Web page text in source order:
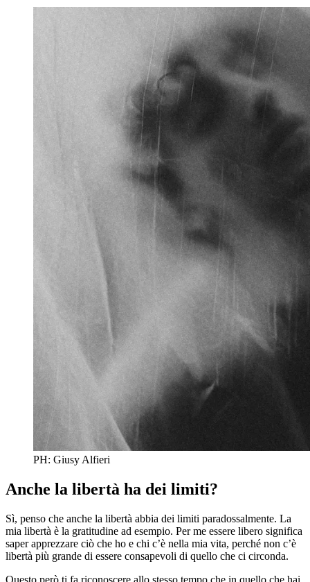
PH: Giusy Alfieri
Anche la libertà ha dei limiti?
Sì, penso che anche la libertà abbia dei limiti paradossalmente. La
mia libertà è la gratitudine ad esempio. Per me essere libero significa
saper apprezzare ciò che ho e chi c’è nella mia vita, perché non c’è
libertà più grande di essere consapevoli di quello che ci circonda.
Questo però ti fa riconoscere allo stesso tempo che in quello che hai